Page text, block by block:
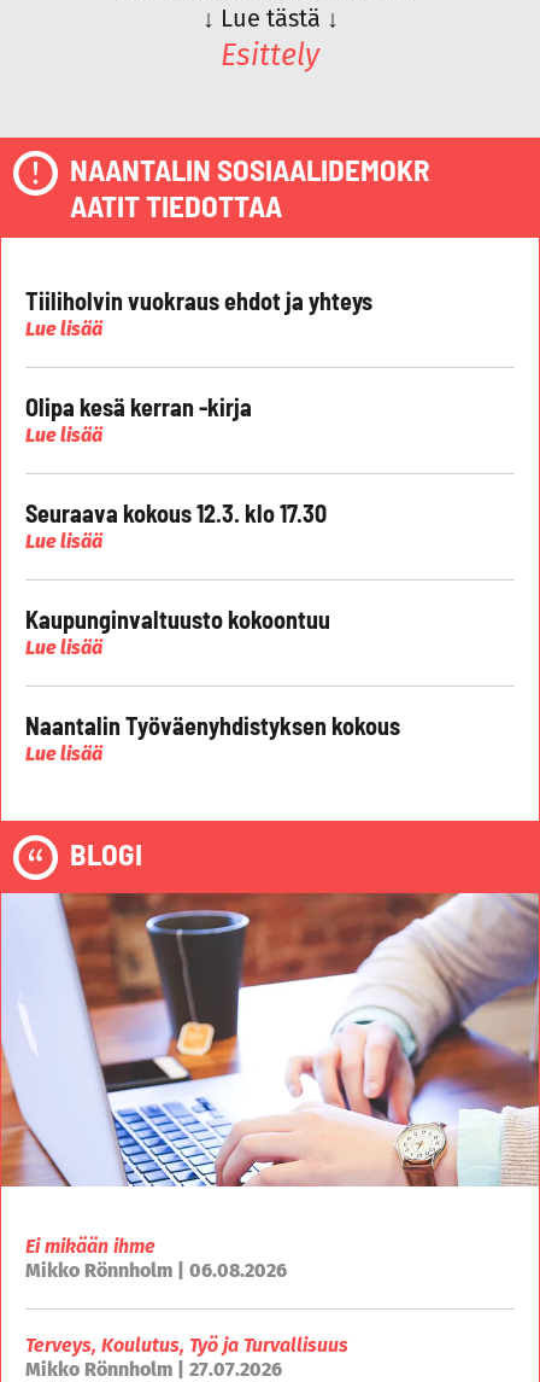
↓ Lue tästä ↓
Esittely
NAANTALIN SOSIAALIDEMOKR
AATIT TIEDOTTAA
Tiiliholvin vuokraus ehdot ja yhteys
Lue lisää
Olipa kesä kerran -kirja
Lue lisää
Seuraava kokous 12.3. klo 17.30
Lue lisää
Kaupunginvaltuusto kokoontuu
Lue lisää
Naantalin Työväenyhdistyksen kokous
Lue lisää
BLOGI
Ei mikään ihme
Mikko Rönnholm | 06.08.2026
Terveys, Koulutus, Työ ja Turvallisuus
Mikko Rönnholm | 27.07.2026